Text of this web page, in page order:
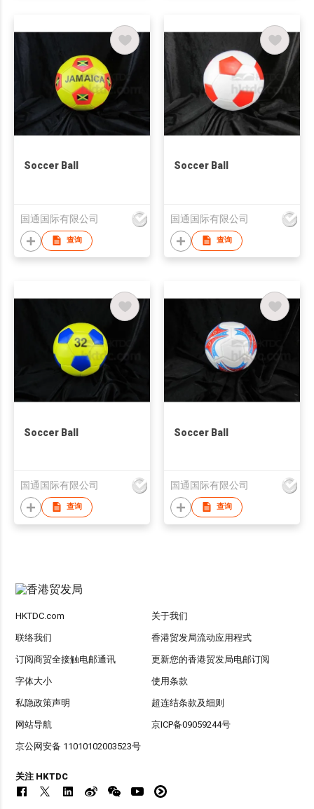
Soccer Ball
国通国际有限公司
查询
Soccer Ball
国通国际有限公司
查询
Soccer Ball
国通国际有限公司
查询
Soccer Ball
国通国际有限公司
查询
HKTDC.com 关于我们
联络我们 香港贸发局流动应用程式
订阅商贸全接触电邮通讯 更新您的香港贸发局电邮订阅
字体大小 使用条款
私隐政策声明 超连结条款及细则
网站导航 京ICP备09059244号
京公网安备 11010102003523号
关注 HKTDC